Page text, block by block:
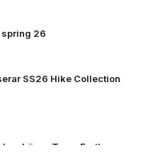
spring 26
SS26 Hike Collection
bära – Team Earth